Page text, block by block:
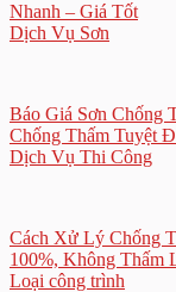
Nhanh – Giá Tốt
Dịch Vụ Sơn
Báo Giá Sơn Chống
Chống Thấm Tuyệt
Dịch Vụ Thi Công
Cách Xử Lý Chống
100%, Không Thấm
Loại công trình